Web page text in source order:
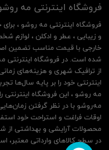
فروشگاه اینترنتی مه‌
فروشگاه اینترنتی مه‌ رو‌شو ،
و زیبایی ، عطر و ادکلن ، لوازم
خارجی با قیمت مناسب تضمین
شده است. در فروشگاه اینترنتی
از ترافیک شهری و هزینه‌های
مه روشو ، این فروشگاه اینترنتی
مه‌رو‌شو با در نظر گرفتن
اوقات فراغت و استراحت خود
محصولات آرایشی و بهداشتی از
در سطح کالاهای وارداتی معتبر،